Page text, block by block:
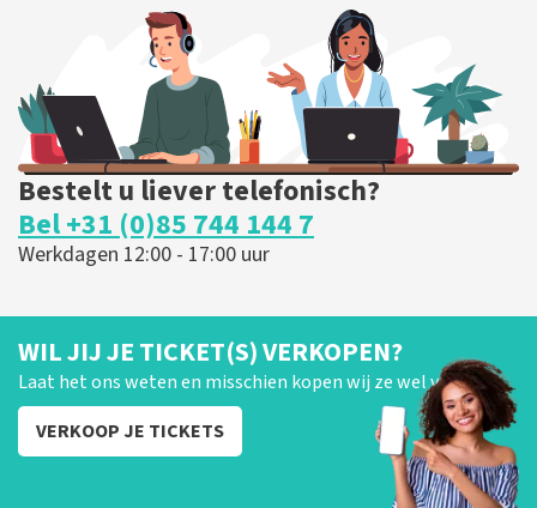
Bestelt u liever telefonisch?
Bel +31 (0)85 744 144 7
Werkdagen 12:00 - 17:00 uur
WIL JIJ JE TICKET(S) VERKOPEN?
Laat het ons weten en misschien kopen wij ze wel van je!
VERKOOP JE TICKETS